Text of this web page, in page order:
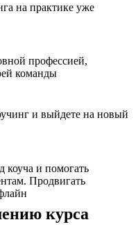
на практике уже
профессией,
команды
и выйдете на новый
коуча и помогать
Продвигать
курса